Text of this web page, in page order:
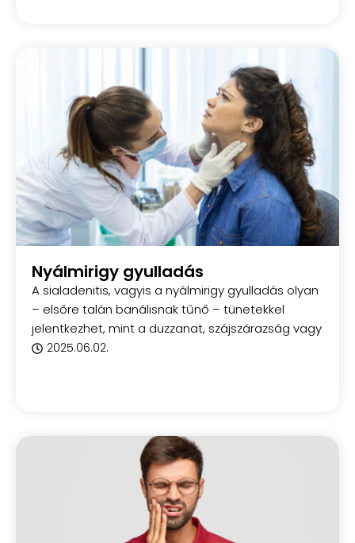
Nyálmirigy gyulladás
A sialadenitis, vagyis a nyálmirigy gyulladás olyan
– elsőre talán banálisnak tűnő – tünetekkel
jelentkezhet, mint a duzzanat, szájszárazság vagy
2025.06.02.